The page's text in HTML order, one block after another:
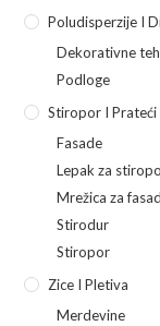
Poludisperzije I
Dekorativne
Podloge
Stiropor I Prateći
Fasade
Lepak za
Mrežica za
Stirodur
Stiropor
Zice I Pletiva
Merdevine